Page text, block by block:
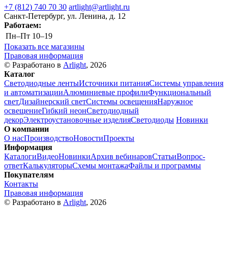
+7 (812) 740 70 30 artlight@artlight.ru
Санкт-Петербург, ул. Ленина, д. 12
Работаем:
Пн–Пт 10–19
Показать все магазины
Правовая информация
© Разработано в Arlight, 2026
Каталог
Светодиодные лентыИсточники питанияСистемы управления
и автоматизацииАлюминиевые профилиФункциональный
светДизайнерский светСистемы освещенияНаружное
освещениеГибкий неонСветодиодный
декорЭлектроустановочные изделияСветодиоды Новинки
О компании
О насПроизводствоНовостиПроекты
Информация
КаталогиВидеоНовинкиАрхив вебинаровСтатьиВопрос-
ответКалькуляторыСхемы монтажаФайлы и программы
Покупателям
Контакты
Правовая информация
© Разработано в Arlight, 2026